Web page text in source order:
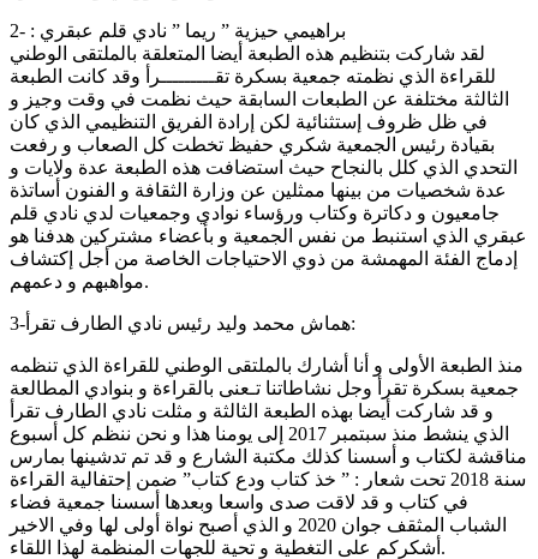
براهيمي حيزية ” ريما ” نادي قلم عبقري : -2
لقد شاركت بتنظيم هذه الطبعة أيضا المتعلقة بالملتقى الوطني
للقراءة الذي نظمته جمعية بسكرة تقـــــــــرأ وقد كانت الطبعة
الثالثة مختلفة عن الطبعات السابقة حيث نظمت في وقت وجيز و
في ظل ظروف إستثنائية لكن إرادة الفريق التنظيمي الذي كان
بقيادة رئيس الجمعية شكري حفيظ تخطت كل الصعاب و رفعت
التحدي الذي كلل بالنجاح حيث استضافت هذه الطبعة عدة ولايات و
عدة شخصيات من بينها ممثلين عن وزارة الثقافة و الفنون أساتذة
جامعيون و دكاترة وكتاب ورؤساء نوادي وجمعيات لدي نادي قلم
عبقري الذي استنبط من نفس الجمعية و بأعضاء مشتركين هدفنا هو
إدماج الفئة المهمشة من ذوي الاحتياجات الخاصة من أجل إكتشاف
مواهبهم و دعمهم.
3-هماش محمد وليد رئيس نادي الطارف تقرأ:
منذ الطبعة الأولى و أنا أشارك بالملتقى الوطني للقراءة الذي تنظمه
جمعية بسكرة تقرأ وجل نشاطاتنا تـعنى بالقراءة و بنوادي المطالعة
و قد شاركت أيضا بهذه الطبعة الثالثة و مثلت نادي الطارف تقرأ
الذي ينشط منذ سبتمبر 2017 إلى يومنا هذا و نحن ننظم كل أسبوع
مناقشة لكتاب و أسسنا كذلك مكتبة الشارع و قد تم تدشينها بمارس
سنة 2018 تحت شعار : ” خذ كتاب ودع كتاب” ضمن إحتفالية القراءة
في كتاب و قد لاقت صدى واسعا وبعدها أسسنا جمعية فضاء
الشباب المثقف جوان 2020 و الذي أصبح نواة أولى لها وفي الاخير
أشكركم على التغطية و تحية للجهات المنظمة لهذا اللقاء.